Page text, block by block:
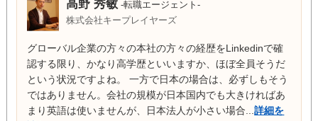
高野 秀敏 -転職エージェント-
株式会社キープレイヤーズ
グローバル企業の方々の本社の方々の経歴をLinkedinで確
認する限り、かなり高学歴といいますか、ほぼ全員そうだ
という状況ですよね。 一方で日本の場合は、必ずしもそう
ではありません。会社の規模が日本国内でも大きければあ
まり英語は使いませんが、日本法人が小さい場合...詳細を